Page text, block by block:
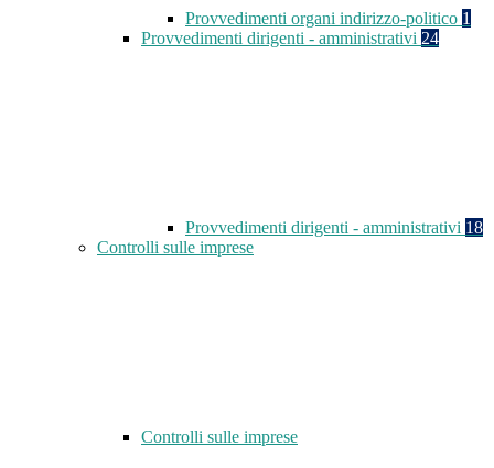
Provvedimenti organi indirizzo-politico 1
Provvedimenti dirigenti - amministrativi 24
Provvedimenti dirigenti - amministrativi 18
Controlli sulle imprese
Controlli sulle imprese